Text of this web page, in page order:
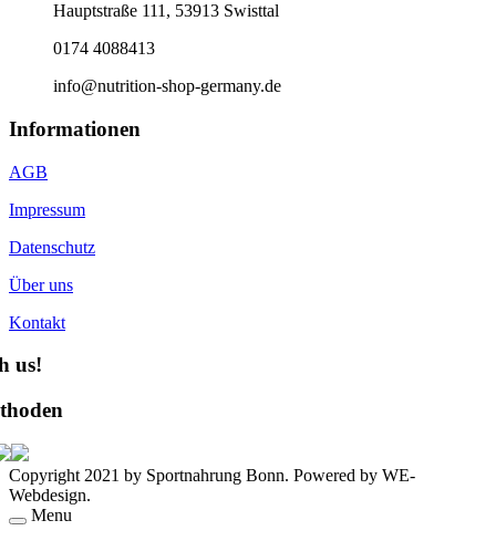
Hauptstraße 111, 53913 Swisttal
0174 4088413
info@nutrition-shop-germany.de
Informationen
AGB
Impressum
Datenschutz
Über uns
Kontakt
us!
Copyright 2021 by Sportnahrung Bonn. Powered by WE-
Webdesign.
Menu